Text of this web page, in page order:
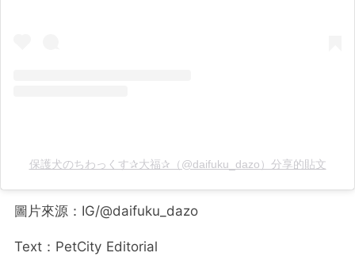
保護犬のちわっくす✰大福✰（@daifuku_dazo）分享的貼文
圖片來源：IG/@daifuku_dazo
Text：PetCity Editorial